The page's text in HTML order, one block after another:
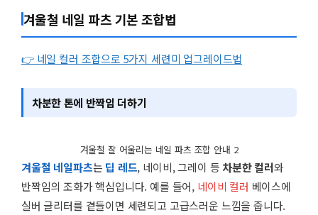
겨울철 네일 파츠 기본 조합법
👉 네일 컬러 조합으로 5가지 세련미 업그레이드법
차분한 톤에 반짝임 더하기
겨울철 잘 어울리는 네일 파츠 조합 안내 2
겨울철 네일파츠는 딥 레드, 네이비, 그레이 등 차분한 컬러와
반짝임의 조화가 핵심입니다. 예를 들어, 네이비 컬러 베이스에
실버 글리터를 곁들이면 세련되고 고급스러운 느낌을 줍니다.